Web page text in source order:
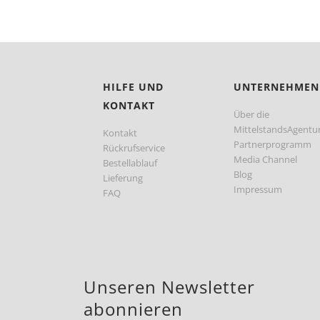
HILFE UND
KONTAKT
Kontakt
Rückrufservice
Bestellablauf
Lieferung
FAQ
UNTERNEHMEN
Über die
Partnerprogramm
Media Channel
Blog
Impressum
Unseren Newsletter
abonnieren